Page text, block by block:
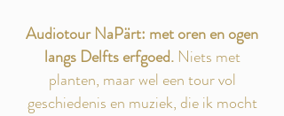
Audiotour NaPärt: met oren en ogen
langs Delfts erfgoed. Niets met
planten, maar wel een tour vol
geschiedenis en muziek, die ik mocht